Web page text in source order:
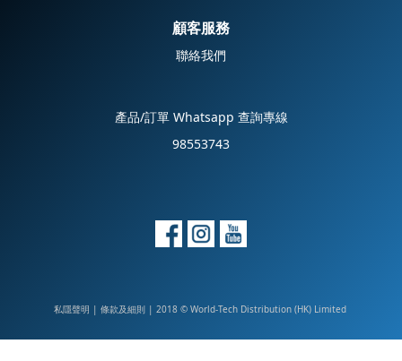
顧客服務
聯絡我們
產品/訂單 Whatsapp 查詢專線
98553743
私隱聲明 | 條款及細則| 2018 © World-Tech Distribution (HK) Limited